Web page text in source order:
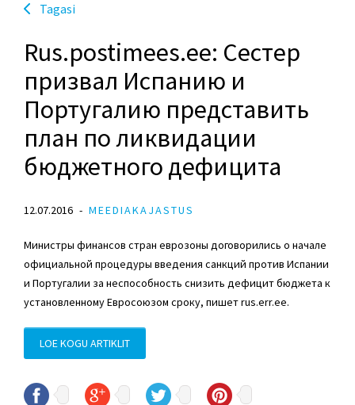
Tagasi
Rus.postimees.ee: Сестер
призвал Испанию и
Португалию представить
план по ликвидации
бюджетного дефицита
12.07.2016 MEEDIAKAJASTUS
Министры финансов стран еврозоны договорились о начале
официальной процедуры введения санкций против Испании
и Португалии за неспособность снизить дефицит бюджета к
установленному Евросоюзом сроку, пишет rus.err.ee.
LOE KOGU ARTIKLIT